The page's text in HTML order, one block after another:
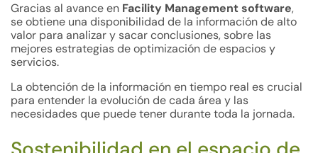
Gracias al avance en Facility Management software,
se obtiene una disponibilidad de la información de alto
valor para analizar y sacar conclusiones, sobre las
mejores estrategias de optimización de espacios y
servicios.
La obtención de la información en tiempo real es crucial
para entender la evolución de cada área y las
necesidades que puede tener durante toda la jornada.